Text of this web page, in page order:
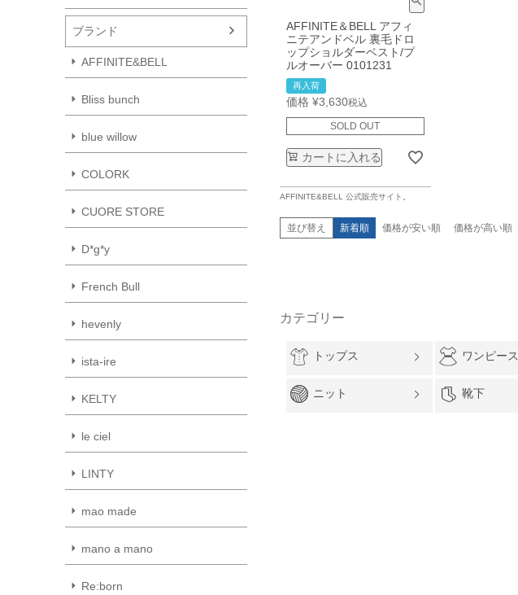
ブランド
AFFINITE&BELL
Bliss bunch
blue willow
COLORK
CUORE STORE
D*g*y
French Bull
hevenly
ista-ire
KELTY
le ciel
LINTY
mao made
mano a mano
Re:born
AFFINITE＆BELL アフィ
ニテアンドベル 裏毛ドロ
ップショルダーベスト/プ
ルオーバー 0101231
再入荷
価格 ¥3,630税込
SOLD OUT
カートに入れる
AFFINITE&BELL 公式販売サイト。
並び替え 新着順 価格が安い順 価格が高い順
カテゴリー
トップス ワンピース
ニット 靴下